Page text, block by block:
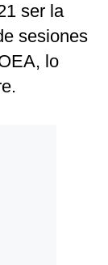
ser la
sesiones
lo